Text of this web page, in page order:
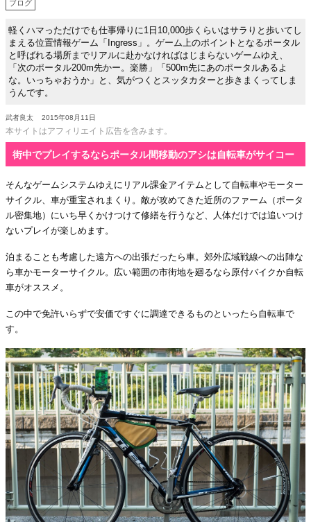
ブログ
軽くハマっただけでも仕事帰りに1日10,000歩くらいはサラりと歩いてし
まえる位置情報ゲーム「Ingress」。ゲーム上のポイントとなるポータル
と呼ばれる場所までリアルに赴かなければはじまらないゲームゆえ、
「次のポータル200m先かー。楽勝」「500m先にあのポータルあるよ
な。いっちゃおうか」と、気がつくとスッタカターと歩きまくってしま
うんです。
武者良太 2015年08月11日
本サイトはアフィリエイト広告を含みます。
街中でプレイするならポータル間移動のアシは自転車がサイコー
そんなゲームシステムゆえにリアル課金アイテムとして自転車やモーター
サイクル、車が重宝されまくり。敵が攻めてきた近所のファーム（ポータ
ル密集地）にいち早くかけつけて修繕を行うなど、人体だけでは追いつけ
ないプレイが楽しめます。
泊まることも考慮した遠方への出張だったら車。郊外広域戦線への出陣な
ら車かモーターサイクル。広い範囲の市街地を廻るなら原付バイクか自転
車がオススメ。
この中で免許いらずで安価ですぐに調達できるものといったら自転車で
す。